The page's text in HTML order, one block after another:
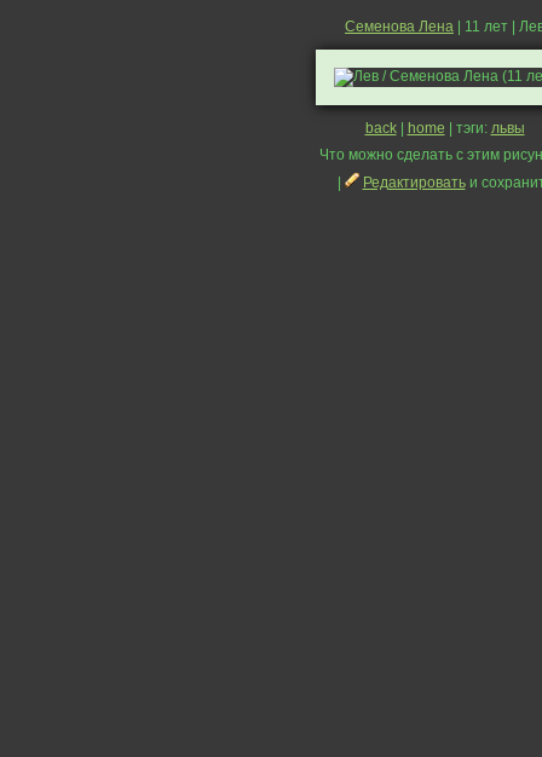
Семенова Лена | 11 лет |
back| home | тэги: львы
Что можно сделать с этим
Редактироватьи